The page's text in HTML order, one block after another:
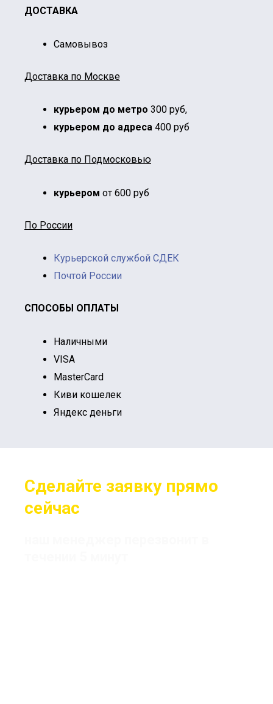
ДОСТАВКА
Cамовывоз
Доставка по Москве
курьером до метро 300 руб,
курьером до адреса 400 руб
Доставка по Подмосковью
курьером от 600 руб
По России
Курьерской службой СДЕК
Почтой России
СПОСОБЫ ОПЛАТЫ
Наличными
VISA
MasterCard
Киви кошелек
Яндекс деньги
Сделайте заявку прямо
сейчас